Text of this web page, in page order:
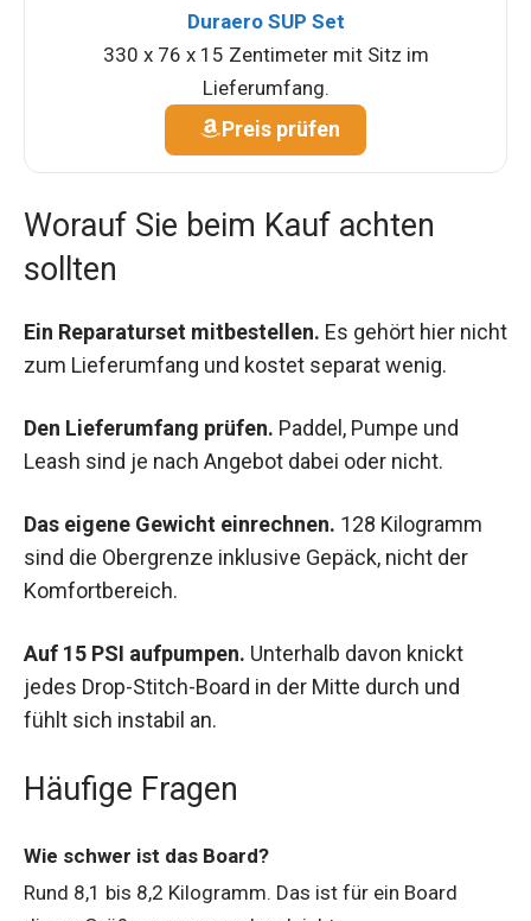
Duraero SUP Set
330 x 76 x 15 Zentimeter mit Sitz im
Lieferumfang.
Preis prüfen
Worauf Sie beim Kauf achten
sollten
Ein Reparaturset mitbestellen. Es gehört hier nicht
zum Lieferumfang und kostet separat wenig.
Den Lieferumfang prüfen. Paddel, Pumpe und
Leash sind je nach Angebot dabei oder nicht.
Das eigene Gewicht einrechnen. 128 Kilogramm
sind die Obergrenze inklusive Gepäck, nicht der
Komfortbereich.
Auf 15 PSI aufpumpen. Unterhalb davon knickt
jedes Drop-Stitch-Board in der Mitte durch und
fühlt sich instabil an.
Häufige Fragen
Wie schwer ist das Board?
Rund 8,1 bis 8,2 Kilogramm. Das ist für ein Board